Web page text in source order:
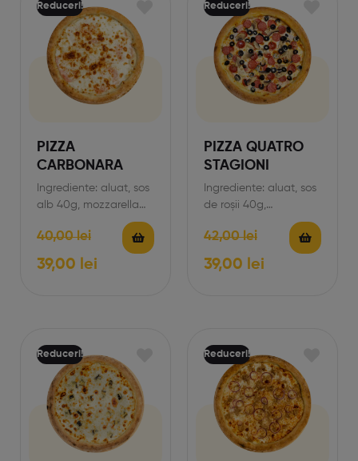
Reduceri!
PIZZA
CARBONARA
Ingrediente: aluat, sos
alb 40g, mozzarella
parmesan 30g. *Prețul
produsului conține și…
40,00lei
39,00 lei
Reduceri!
PIZZA QUATRO
STAGIONI
Ingrediente: aluat, sos
de roșii 40g,
șuncă 65g, cârnați
60g, ciuperci 50g,
măsline…
42,00lei
39,00 lei
Reduceri! Reduceri!